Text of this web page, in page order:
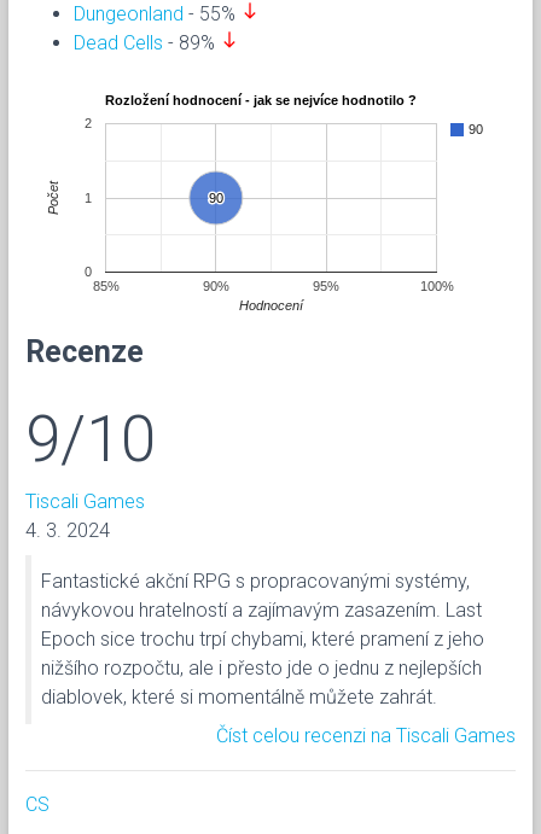
Dungeonland - 55% south
Dead Cells - 89% south
Rozložení hodnocení - jak se nejvíce hodnotilo ?
90
90
90
85% 90% 95% 100%
0
1
2
Hodnocení
Počet
Recenze
9/10
Tiscali Games
4. 3. 2024
Fantastické akční RPG s propracovanými systémy,
návykovou hratelností a zajímavým zasazením. Last
Epoch sice trochu trpí chybami, které pramení z jeho
nižšího rozpočtu, ale i přesto jde o jednu z nejlepších
diablovek, které si momentálně můžete zahrát.
Číst celou recenzi na Tiscali Games
CS